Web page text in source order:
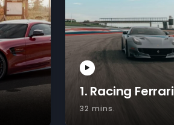
1. Racing Ferrari
32 mins.